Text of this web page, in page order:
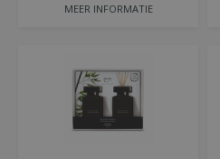
MEER INFORMATIE